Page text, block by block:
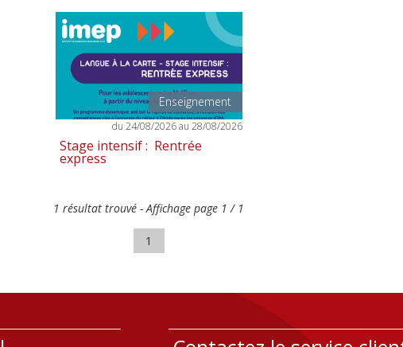
Enseignement
du 24/08/2026 au 28/08/2026
Stage intensif : Rentrée
express
1 résultat trouvé - Affichage page 1 / 1
1